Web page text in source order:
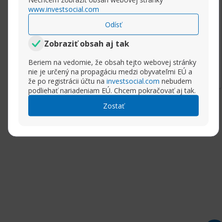
www.investsocial.com
Odísť
Zobraziť obsah aj tak
Beriem na vedomie, že obsah tejto webovej stránky
nie je určený na propagáciu medzi obyvateľmi EÚ a
že po registrácii účtu na investsocial.com nebudem
podliehať nariadeniam EÚ. Chcem pokračovať aj tak.
Zostať
Your guidance is needed.
Thanks a lot.